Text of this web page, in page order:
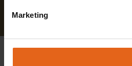
Marketing